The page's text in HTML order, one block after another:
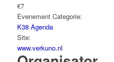
€7
Evenement Categorie:
K38 Agenda
Site:
www.verkuno.nl